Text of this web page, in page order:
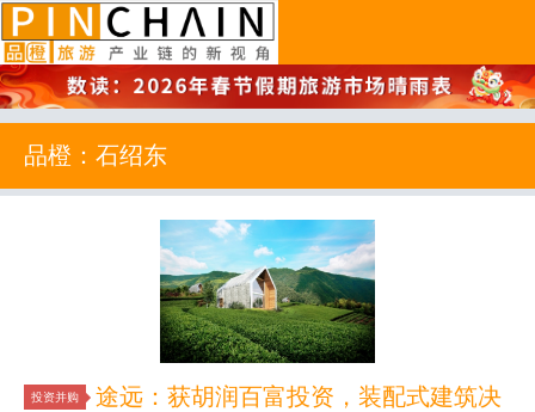
品橙旅游
品橙：石绍东
投资并购
途远：获胡润百富投资，装配式建筑决